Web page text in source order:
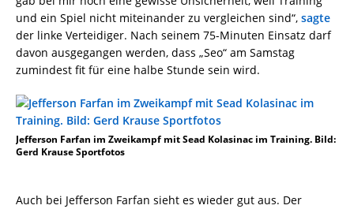
und ein Spiel nicht miteinander zu vergleichen sind“, sagte
der linke Verteidiger. Nach seinem 75-Minuten Einsatz darf
davon ausgegangen werden, dass „Seo“ am Samstag
zumindest fit für eine halbe Stunde sein wird.
Jefferson Farfan im Zweikampf mit Sead Kolasinac im Training. Bild:
Gerd Krause Sportfotos
Auch bei Jefferson Farfan sieht es wieder gut aus. Der